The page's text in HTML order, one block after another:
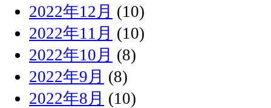
2022年12月 (10)
2022年11月 (10)
2022年10月 (8)
2022年9月 (8)
2022年8月 (10)